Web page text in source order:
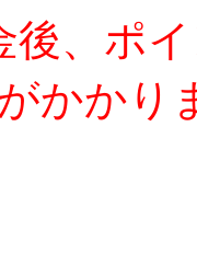
後、ポ
かかり